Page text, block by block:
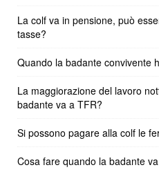
La colf va in pensione, può
tasse?
Quando la badante convivente
La maggiorazione del lavoro
badante va a TFR?
Si possono pagare alla colf le
Cosa fare quando la badante